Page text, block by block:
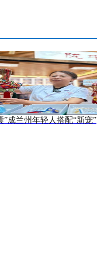
”成兰州年轻人搭配“新宠”